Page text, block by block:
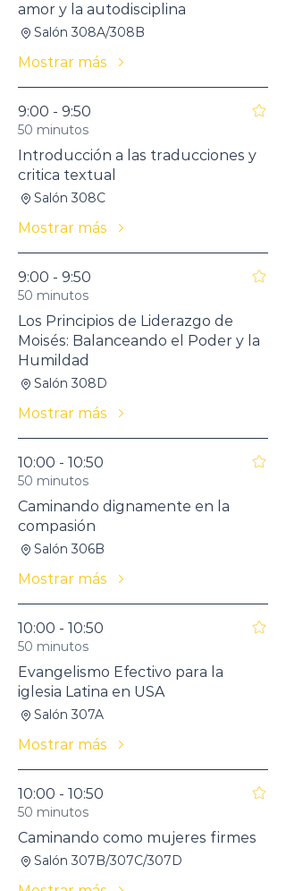
amor y la autodisciplina
Salón 308A/308B
Mostrar más
9:00 - 9:50
50 minutos
Introducción a las traducciones y
critica textual
Salón 308C
Mostrar más
9:00 - 9:50
50 minutos
Los Principios de Liderazgo de
Moisés: Balanceando el Poder y la
Humildad
Salón 308D
Mostrar más
10:00 - 10:50
50 minutos
Caminando dignamente en la
compasión
Salón 306B
Mostrar más
10:00 - 10:50
50 minutos
Evangelismo Efectivo para la
iglesia Latina en USA
Salón 307A
Mostrar más
10:00 - 10:50
50 minutos
Caminando como mujeres firmes
Salón 307B/307C/307D